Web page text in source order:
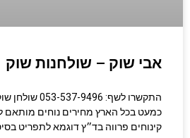
אבי שוק – שולחנות שוק
התקשרו לשף:
כמעט בכל הארץ מחירים נוחים מותאם
קינוחים פרווה בד״ץ דוגמא לתפריט